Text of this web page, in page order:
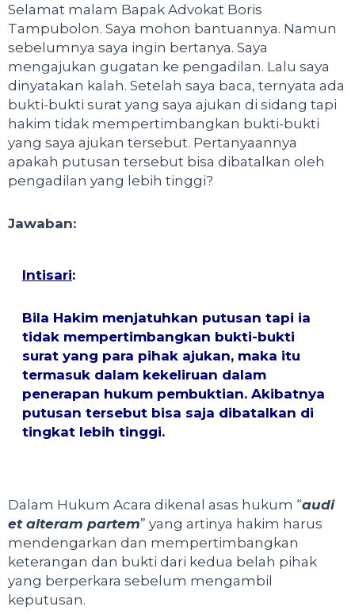
Selamat malam Bapak Advokat Boris
Tampubolon. Saya mohon bantuannya. Namun
sebelumnya saya ingin bertanya. Saya
mengajukan gugatan ke pengadilan. Lalu saya
dinyatakan kalah. Setelah saya baca, ternyata ada
bukti-bukti surat yang saya ajukan di sidang tapi
hakim tidak mempertimbangkan bukti-bukti
yang saya ajukan tersebut. Pertanyaannya
apakah putusan tersebut bisa dibatalkan oleh
pengadilan yang lebih tinggi?
Jawaban:
Intisari:
Bila Hakim menjatuhkan putusan tapi ia
tidak mempertimbangkan bukti-bukti
surat yang para pihak ajukan, maka itu
termasuk dalam kekeliruan dalam
penerapan hukum pembuktian. Akibatnya
putusan tersebut bisa saja dibatalkan di
tingkat lebih tinggi.
Dalam Hukum Acara dikenal asas hukum “audi
et alteram partem” yang artinya hakim harus
mendengarkan dan mempertimbangkan
keterangan dan bukti dari kedua belah pihak
yang berperkara sebelum mengambil
keputusan.